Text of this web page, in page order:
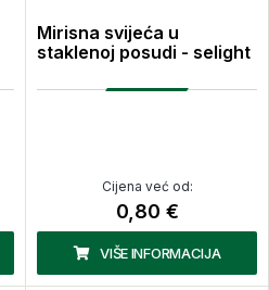
Mirisna svijeća u
staklenoj posudi - selight
Cijena već od:
0,80 €
VIŠE INFORMACIJA